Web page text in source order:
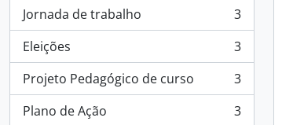
Jornada de trabalho
, 3 resultados
3
Eleições
, 3 resultados
3
Projeto Pedagógico de curso
, 3 resultados
3
Plano de Ação
, 3 resultados
3